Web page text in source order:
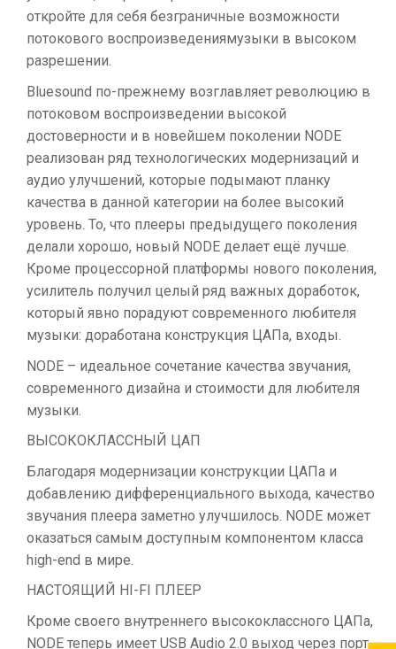
откройте для себя безграничные возможности
потокового воспроизведениямузыки в высоком
разрешении.
Bluesound по-прежнему возглавляет революцию в
потоковом воспроизведении высокой
достоверности и в новейшем поколении NODE
реализован ряд технологических модернизаций и
аудио улучшений, которые подымают планку
качества в данной категории на более высокий
уровень. То, что плееры предыдущего поколения
делали хорошо, новый NODE делает ещё лучше.
Кроме процессорной платформы нового поколения,
усилитель получил целый ряд важных доработок,
который явно порадуют современного любителя
музыки: доработана конструкция ЦАПа, входы.
NODE – идеальное сочетание качества звучания,
современного дизайна и стоимости для любителя
музыки.
ВЫСОКОКЛАССНЫЙ ЦАП
Благодаря модернизации конструкции ЦАПа и
добавлению дифференциального выхода, качество
звучания плеера заметно улучшилось. NODE может
оказаться самым доступным компонентом класса
high-end в мире.
НАСТОЯЩИЙ HI-FI ПЛЕЕР
Кроме своего внутреннего высококлассного ЦАПа,
NODE теперь имеет USB Audio 2.0 выход через порт